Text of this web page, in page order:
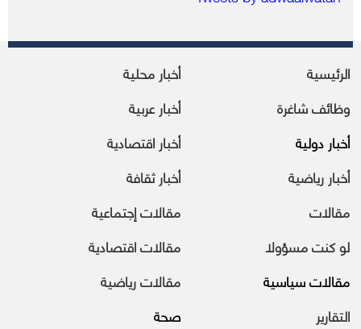
الرئيسية
أخبار محلية
وظائف شاغرة
أخبار عربية
أخبار دولية
أخبار اقتصادية
أخبار رياضية
أخبار ثقافة
مقالات
مقالات إجتماعية
لو كنت مسؤولا
مقالات اقتصادية
مقالات سياسية
مقالات رياضية
التقارير
صحة